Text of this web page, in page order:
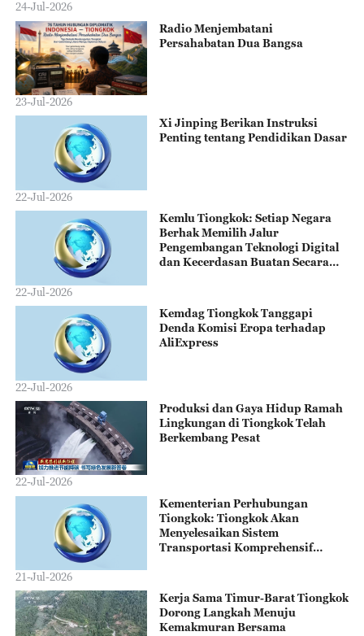
24-Jul-2026
Radio Menjembatani
Persahabatan Dua Bangsa
23-Jul-2026
Xi Jinping Berikan Instruksi
Penting tentang Pendidikan Dasar
22-Jul-2026
Kemlu Tiongkok: Setiap Negara
Berhak Memilih Jalur
Pengembangan Teknologi Digital
dan Kecerdasan Buatan Secara
22-Jul-2026
Kemdag Tiongkok Tanggapi
Denda Komisi Eropa terhadap
AliExpress
22-Jul-2026
Produksi dan Gaya Hidup Ramah
Lingkungan di Tiongkok Telah
Berkembang Pesat
22-Jul-2026
Kementerian Perhubungan
Tiongkok: Tiongkok Akan
Menyelesaikan Sistem
Transportasi Komprehensif
21-Jul-2026
Kerja Sama Timur-Barat Tiongkok
Dorong Langkah Menuju
Kemakmuran Bersama